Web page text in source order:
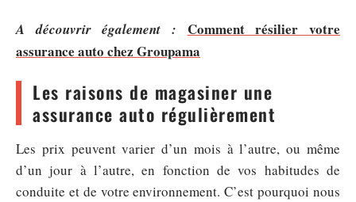
A découvrir également :
Comment résilier votre
assurance auto chez Groupama
Les raisons de magasiner une
assurance auto régulièrement
Les prix peuvent varier d’un mois à l’autre, ou même
d’un jour à l’autre, en fonction de vos habitudes de
conduite et de votre environnement. C’est pourquoi nous